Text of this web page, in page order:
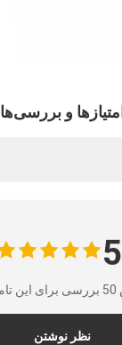
امتیازها و بررسی‌ها
نظر نوشتن